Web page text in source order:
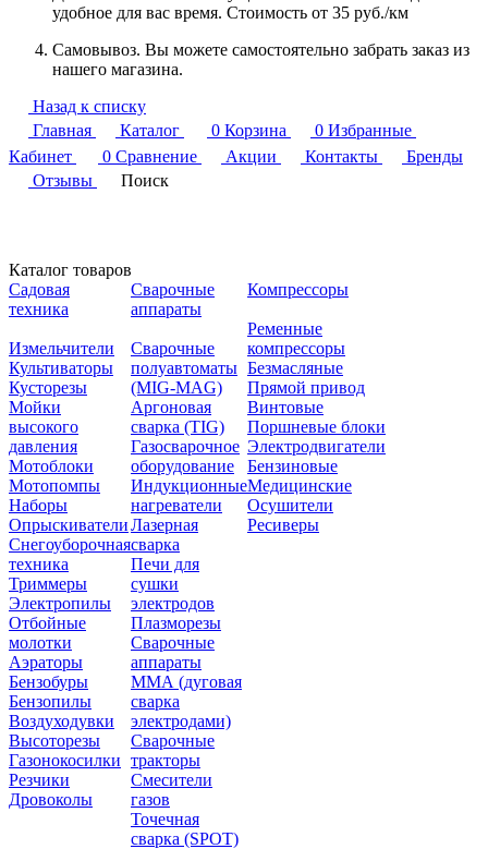
удобное для вас время. Стоимость от 35 руб./км
Самовывоз. Вы можете самостоятельно забрать заказ из
нашего магазина.
Назад к списку
Главная
Каталог 0 Корзина 0 Избранные
Кабинет
0 Сравнение Акции Контакты
Бренды
Отзывы
Поиск
Каталог товаров
Садовая
техника
Измельчители
Культиваторы
Кусторезы
Мойки
высокого
давления
Мотоблоки
Мотопомпы
Наборы
Опрыскиватели
Снегоуборочная
техника
Триммеры
Электропилы
Отбойные
молотки
Аэраторы
Бензобуры
Бензопилы
Воздуходувки
Высоторезы
Газонокосилки
Резчики
Дровоколы
Сварочные
аппараты
Сварочные
полуавтоматы
(MIG-MAG)
Аргоновая
сварка (TIG)
Газосварочное
оборудование
Индукционные
нагреватели
Лазерная
сварка
Печи для
сушки
электродов
Плазморезы
Сварочные
аппараты
ММА (дуговая
сварка
электродами)
Сварочные
тракторы
Смесители
газов
Точечная
сварка (SPOT)
Компрессоры
Ременные
компрессоры
Безмасляные
Прямой привод
Винтовые
Поршневые блоки
Электродвигатели
Бензиновые
Медицинские
Осушители
Ресиверы